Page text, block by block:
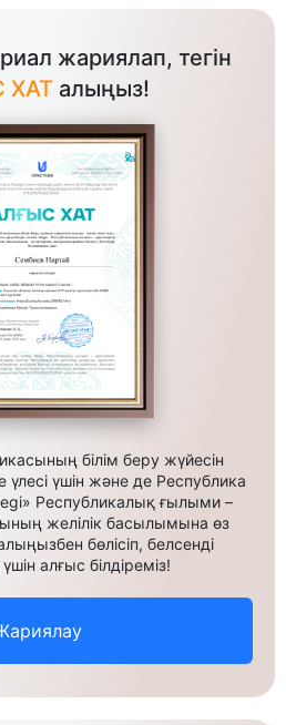
жариялап, тегін
ХАТ алыңыз!
білім беру жүйесін
үшін және де Республика
Республикалық ғылыми –
желілік басылымына өз
бөлісіп, белсенді
алғыс білдіреміз!